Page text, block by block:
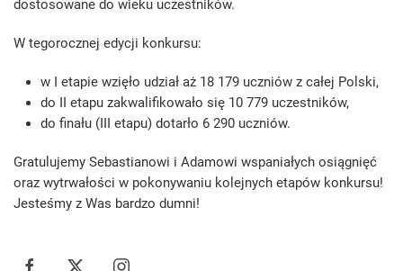
dostosowane do wieku uczestników.
W tegorocznej edycji konkursu:
w I etapie wzięło udział aż 18 179 uczniów z całej Polski,
do II etapu zakwalifikowało się 10 779 uczestników,
do finału (III etapu) dotarło 6 290 uczniów.
Gratulujemy Sebastianowi i Adamowi wspaniałych osiągnięć
oraz wytrwałości w pokonywaniu kolejnych etapów konkursu!
Jesteśmy z Was bardzo dumni!